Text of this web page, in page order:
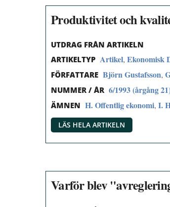
Produktivitet och
UTDRAG FRÅN ARTIKELN
ARTIKELTYP Artikel, Ekonomisk
FÖRFATTARE Björn Gustafsson,
NUMMER / ÅR 6/1993 (årgång
ÄMNEN H. Offentlig ekonomi, I.
LÄS HELA ARTIKELN
Varför blev